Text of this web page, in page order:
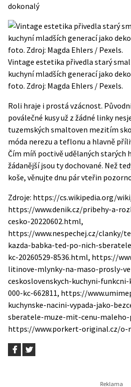
dokonalý
Vintage estetika přivedla starý
kuchyní mladších generací jako
foto. Zdroj: Magda Ehlers / Pexels.
Roli hraje i prostá vzácnost.
poválečné kusy už z žádné linky
tuzemských smaltoven mezitím
móda nerezu a teflonu a hlavně
Čím míň poctivě udělaných starých
žádanější jsou ty dochované. Než
koše, věnujte dnu pár vteřin
Zdroje: https://cs.wikipedia.org/
https://www.denik.cz/pribehy-a-
cesko-20220602.html,
https://www.nespechej.cz/clanky/
kazda-babka-ted-po-nich-
kc-20260529-8536.html, https://
litinove-mlynky-na-maso-prosly-
ceskoslovenskych-kuchyni-
000-kc-662811, https://
kuchynske-nacini-vypada-jako-
sberatele-muze-mit-cenu-maleho-
https://www.porkert-original.cz/o-